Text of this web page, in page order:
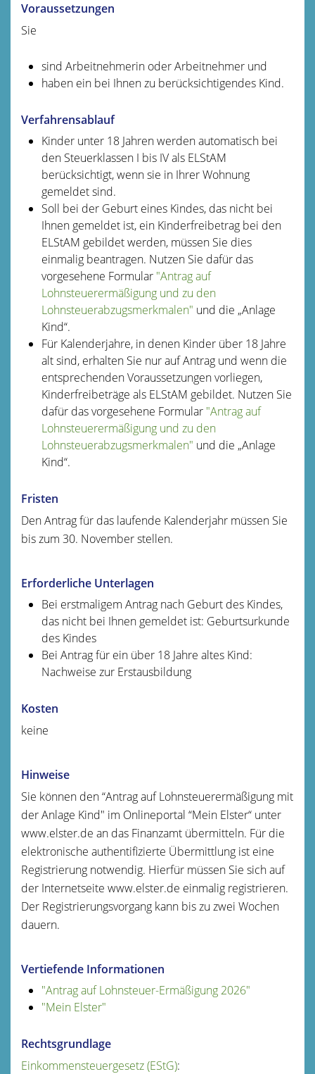
Voraussetzungen
Sie
sind Arbeitnehmerin oder Arbeitnehmer und
haben ein bei Ihnen zu berücksichtigendes Kind.
Verfahrensablauf
Kinder unter 18 Jahren werden automatisch bei
den Steuerklassen I bis IV als ELStAM
berücksichtigt, wenn sie in Ihrer Wohnung
gemeldet sind.
Soll bei der Geburt eines Kindes, das nicht bei
Ihnen gemeldet ist, ein Kinderfreibetrag bei den
ELStAM gebildet werden, müssen Sie dies
einmalig beantragen. Nutzen Sie dafür das
vorgesehene Formular "Antrag auf
Lohnsteuerermäßigung und zu den
Lohnsteuerabzugsmerkmalen" und die „Anlage
Kind“.
Für Kalenderjahre, in denen Kinder über 18 Jahre
alt sind, erhalten Sie nur auf Antrag und wenn die
entsprechenden Voraussetzungen vorliegen,
Kinderfreibeträge als ELStAM gebildet. Nutzen Sie
dafür das vorgesehene Formular "Antrag auf
Lohnsteuerermäßigung und zu den
Lohnsteuerabzugsmerkmalen" und die „Anlage
Kind“.
Fristen
Den Antrag für das laufende Kalenderjahr müssen Sie
bis zum 30. November stellen.
Erforderliche Unterlagen
Bei erstmaligem Antrag nach Geburt des Kindes,
das nicht bei Ihnen gemeldet ist: Geburtsurkunde
des Kindes
Bei Antrag für ein über 18 Jahre altes Kind:
Nachweise zur Erstausbildung
Kosten
keine
Hinweise
Sie können den “Antrag auf Lohnsteuerermäßigung mit
der Anlage Kind" im Onlineportal “Mein Elster“ unter
www.elster.de an das Finanzamt übermitteln. Für die
elektronische authentifizierte Übermittlung ist eine
Registrierung notwendig. Hierfür müssen Sie sich auf
der Internetseite www.elster.de einmalig registrieren.
Der Registrierungsvorgang kann bis zu zwei Wochen
dauern.
Vertiefende Informationen
"Antrag auf Lohnsteuer-Ermäßigung 2026"
"Mein Elster"
Rechtsgrundlage
Einkommensteuergesetz (EStG):